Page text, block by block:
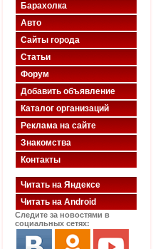
Барахолка
Авто
Сайты города
Статьи
Форум
Добавить объявление
Каталог организаций
Реклама на сайте
Знакомства
Контакты
Читать на Яндексе
Читать на Android
Следите за новостями в
социальных сетях: